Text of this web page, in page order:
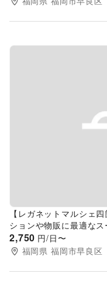
Previous slide
【レガネットマルシェ
ションや物販に最適な
2,750 円/日〜
福岡県 福岡市早良区